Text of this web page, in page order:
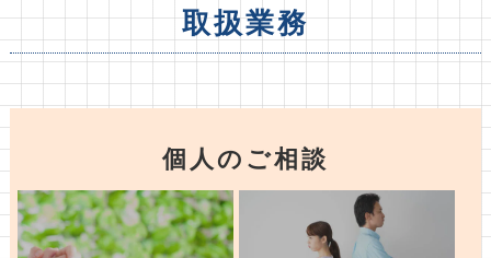
取扱業務
個人のご相談